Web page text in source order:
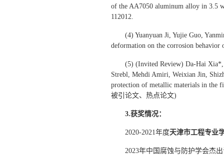
of the AA7050 aluminum alloy in 3.5
112012.
(4) Yuanyuan Ji, Yujie Guo,
deformation on the corrosion behavior
(5) (Invited Review) Da-Hai
Strebl, Mehdi Amiri, Weixian Jin,
protection of metallic materials in the
被引论文、热点论文)
3.获奖情况：
2020-2021年度天津市工程专业
2023年中国腐蚀与防护学会杰